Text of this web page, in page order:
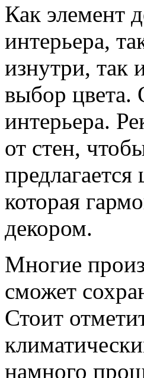
Как элемент
интерьера,
изнутри, так
выбор цвета.
интерьера.
от стен,
которая
декором.
Многие
сможет
Стоит
намного